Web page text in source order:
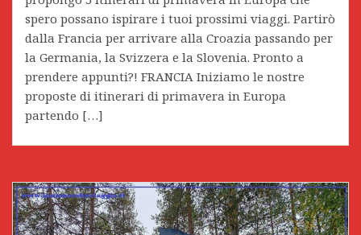
spero possano ispirare i tuoi prossimi viaggi. Partirò
dalla Francia per arrivare alla Croazia passando per
la Germania, la Svizzera e la Slovenia. Pronto a
prendere appunti?! FRANCIA Iniziamo le nostre
proposte di itinerari di primavera in Europa
partendo […]